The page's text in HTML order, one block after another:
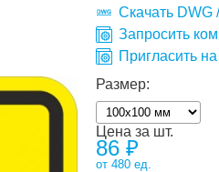
Скачать DWG
Запросить
Пригласить
Размер:
Цена за шт.
86 ₽
от 480 ед.